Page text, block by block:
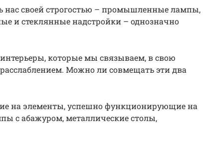
нас своей строгостью – промышленные лампы,
и стеклянные надстройки – однозначно
которые мы связываем, в свою
Можно ли совмещать эти два
на элементы, успешно функционирующие на
с абажуром, металлические столы,